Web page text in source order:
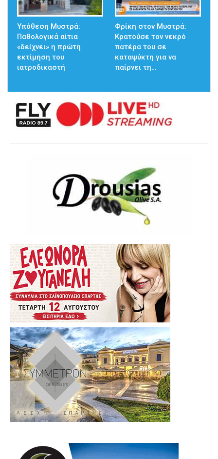
Υπόθεση Μυστρά:
Παθολογικά αίτια
«δείχνει» η πρώτη
εκτίμηση του
ιατροδικαστή
Φρίκη στον Μυστρά:
Κρατούσε τον νεκρό
πατέρα του σε
καταψύκτη για να
παίρνει τη…